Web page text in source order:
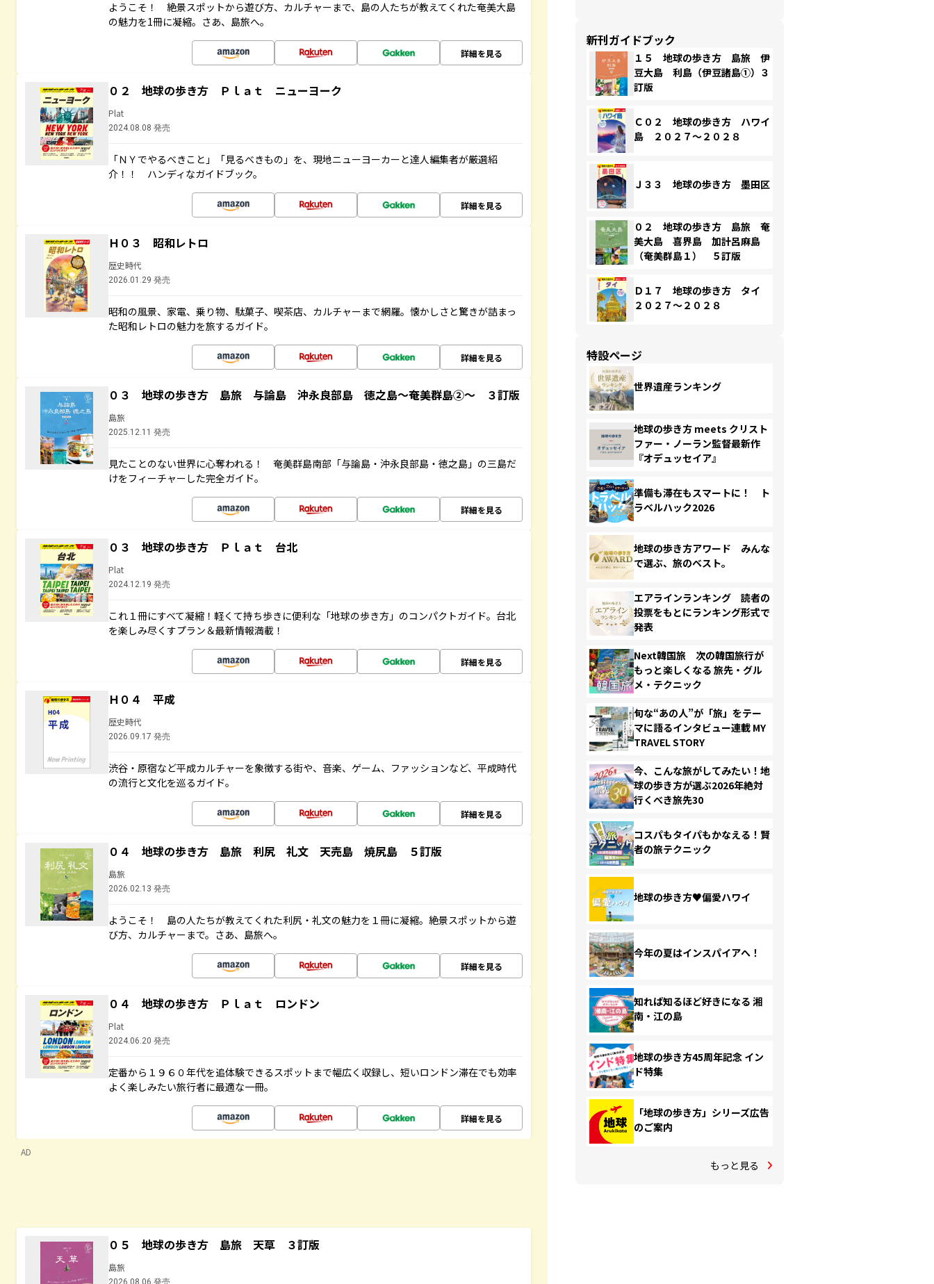
ようこそ！ 絶景スポットから遊び方、カルチャーまで、島の人たちが教えてくれた奄美大島
の魅力を1冊に凝縮。さあ、島旅へ。
詳細を見る
０２ 地球の歩き方 Ｐｌａｔ ニューヨーク
Plat
2024.08.08 発売
「ＮＹでやるべきこと」「見るべきもの」を、現地ニューヨーカーと達人編集者が厳選紹
介！！ ハンディなガイドブック。
詳細を見る
Ｈ０３ 昭和レトロ
歴史時代
2026.01.29 発売
昭和の風景、家電、乗り物、駄菓子、喫茶店、カルチャーまで網羅。懐かしさと驚きが詰まっ
た昭和レトロの魅力を旅するガイド。
詳細を見る
０３ 地球の歩き方 島旅 与論島 沖永良部島 徳之島～奄美群島②～ ３訂版
島旅
2025.12.11 発売
見たことのない世界に心奪われる！ 奄美群島南部「与論島・沖永良部島・徳之島」の三島だ
けをフィーチャーした完全ガイド。
詳細を見る
０３ 地球の歩き方 Ｐｌａｔ 台北
Plat
2024.12.19 発売
これ１冊にすべて凝縮！軽くて持ち歩きに便利な「地球の歩き方」のコンパクトガイド。台北
を楽しみ尽くすプラン＆最新情報満載！
詳細を見る
Ｈ０４ 平成
歴史時代
2026.09.17 発売
渋谷・原宿など平成カルチャーを象徴する街や、音楽、ゲーム、ファッションなど、平成時代
の流行と文化を巡るガイド。
詳細を見る
０４ 地球の歩き方 島旅 利尻 礼文 天売島 焼尻島 ５訂版
島旅
2026.02.13 発売
ようこそ！ 島の人たちが教えてくれた利尻・礼文の魅力を１冊に凝縮。絶景スポットから遊
び方、カルチャーまで。さあ、島旅へ。
詳細を見る
０４ 地球の歩き方 Ｐｌａｔ ロンドン
Plat
2024.06.20 発売
定番から１９６０年代を追体験できるスポットまで幅広く収録し、短いロンドン滞在でも効率
よく楽しみたい旅行者に最適な一冊。
詳細を見る
AD
０５ 地球の歩き方 島旅 天草 ３訂版
島旅
2026.08.06 発売
新刊ガイドブック
１５ 地球の歩き方 島旅 伊
豆大島 利島（伊豆諸島①）３
訂版
Ｃ０２ 地球の歩き方 ハワイ
島 ２０２７～２０２８
Ｊ３３ 地球の歩き方 墨田区
０２ 地球の歩き方 島旅 奄
美大島 喜界島 加計呂麻島
（奄美群島１） ５訂版
Ｄ１７ 地球の歩き方 タイ
２０２７～２０２８
特設ページ
世界遺産ランキング
地球の歩き方 meets クリスト
ファー・ノーラン監督最新作
『オデュッセイア』
準備も滞在もスマートに！ ト
ラベルハック2026
地球の歩き方アワード みんな
で選ぶ、旅のベスト。
エアラインランキング 読者の
投票をもとにランキング形式で
発表
Next韓国旅 次の韓国旅行が
もっと楽しくなる 旅先・グル
メ・テクニック
旬な“あの人”が「旅」をテー
マに語るインタビュー連載 MY
TRAVEL STORY
今、こんな旅がしてみたい！地
球の歩き方が選ぶ2026年絶対
行くべき旅先30
コスパもタイパもかなえる！賢
者の旅テクニック
地球の歩き方♥偏愛ハワイ
今年の夏はインスパイアへ！
知れば知るほど好きになる 湘
南・江の島
地球の歩き方45周年記念 イン
ド特集
「地球の歩き方」シリーズ広告
のご案内
もっと見る